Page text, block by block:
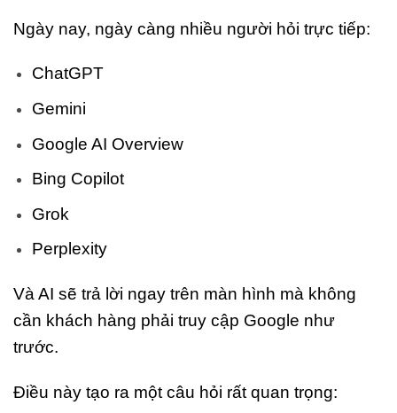
Ngày nay, ngày càng nhiều người hỏi trực tiếp:
ChatGPT
Gemini
Google AI Overview
Bing Copilot
Grok
Perplexity
Và AI sẽ trả lời ngay trên màn hình mà không
cần khách hàng phải truy cập Google như
trước.
Điều này tạo ra một câu hỏi rất quan trọng: